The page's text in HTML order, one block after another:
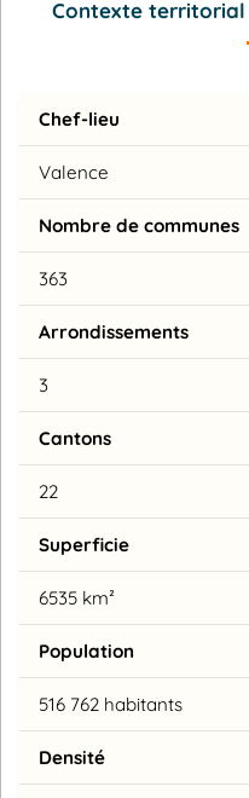
Contexte
Chef-lieu
Valence
Nombre de communes
363
Arrondissements
3
Cantons
22
Superficie
6535 km²
Population
516 762 habitants
Densité